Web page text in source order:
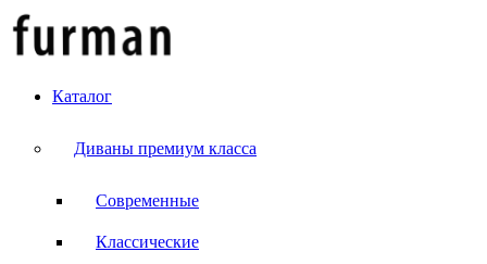
Каталог
Диваны премиум класса
Современные
Классические